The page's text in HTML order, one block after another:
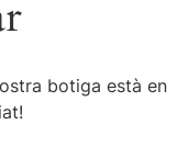
botiga està en